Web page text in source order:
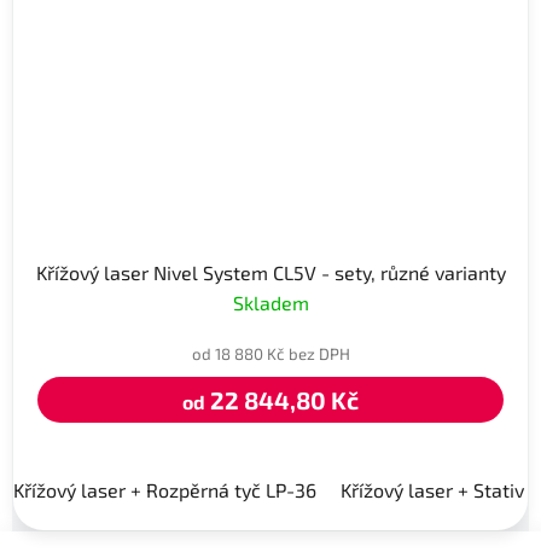
Křížový laser Nivel System CL5V - sety, různé varianty
Skladem
od 18 880 Kč bez DPH
od 22 844,80 Kč
Křížový laser + Rozpěrná tyč LP-36 Křížový laser + Stativ